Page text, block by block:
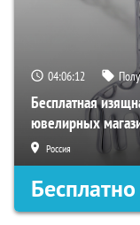
04:06:11
Бесплатная
ювелирных
Россия
Бесплатно